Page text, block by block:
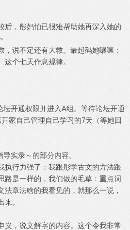
后，彤妈怕已很难帮助她再深入她的
，说不定还有大救。最起码她嚷嚷：
这个七天作息规律。
开通权限并进入A组。等待论坛开通
家自己管理自己学习的7天（等她回
实录～的部分内容。
执行力强了：我跟彤学古文的方法跟
路是一样的，我们做的毛草：重点词
法章法啥的我看见的，就那么一说，
。
义，说文解字的内容。这个令我非常